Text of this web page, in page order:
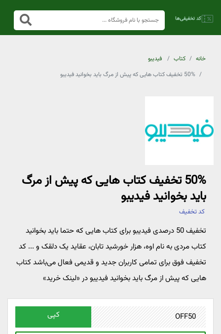
خانه کتاب
فیدیبو
50% تخفیف کتاب هایی که پیش از مرگ باید بخوانید فیدیبو
50% تخفیف کتاب هایی که پیش از مرگ
باید بخوانید فیدیبو
کد تخفیف
تخفیف 50 درصدی فیدیبو برای کتاب هایی که حتما باید بخوانید
کتاب مردی به نام اوه، هزار خورشید تابان، عقاید یک دلقک و ... کد
تخفیف فوق برای تمامی کاربران جدید و قدیمی فعال می‌باشد کتاب
هایی که پیش از مرگ باید بخوانید فیدیبو در «لینک خرید»
کپی